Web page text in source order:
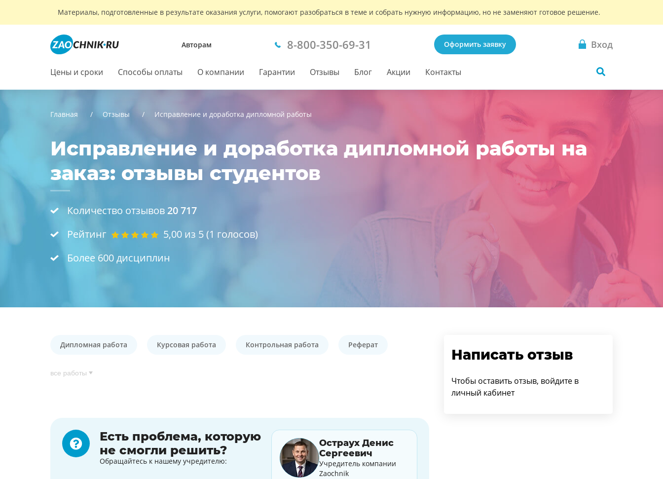
Материалы, подготовленные в результате оказания услуги, помогают разобраться в теме и собрать нужную информацию, но не заменяют готовое решение.
Авторам 8-800-350-69-31 Оформить заявку Вход
Цены и сроки Способы оплаты О компании Гарантии Отзывы Блог Акции Контакты
Главная Отзывы Исправление и доработка дипломной работы
Исправление и доработка дипломной работы на
заказ: отзывы студентов
Количество отзывов 20 717
Рейтинг
5,00 из 5 (1 голосов)
Более 600 дисциплин
Дипломная работа Курсовая работа Контрольная работа Реферат
все работы
Есть проблема, которую
не смогли решить?
Обращайтесь к нашему учредителю:
Остраух Денис
Сергеевич
Учредитель компании
Zaochnik
Написать отзыв
Чтобы оставить отзыв, войдите в
личный кабинет